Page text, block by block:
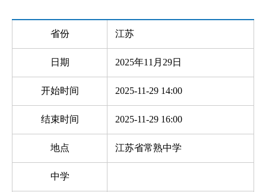
省份 江苏
日期 2025年11月29日
开始时间 2025-11-29 14:00
结束时间 2025-11-29 16:00
地点 江苏省常熟中学
中学